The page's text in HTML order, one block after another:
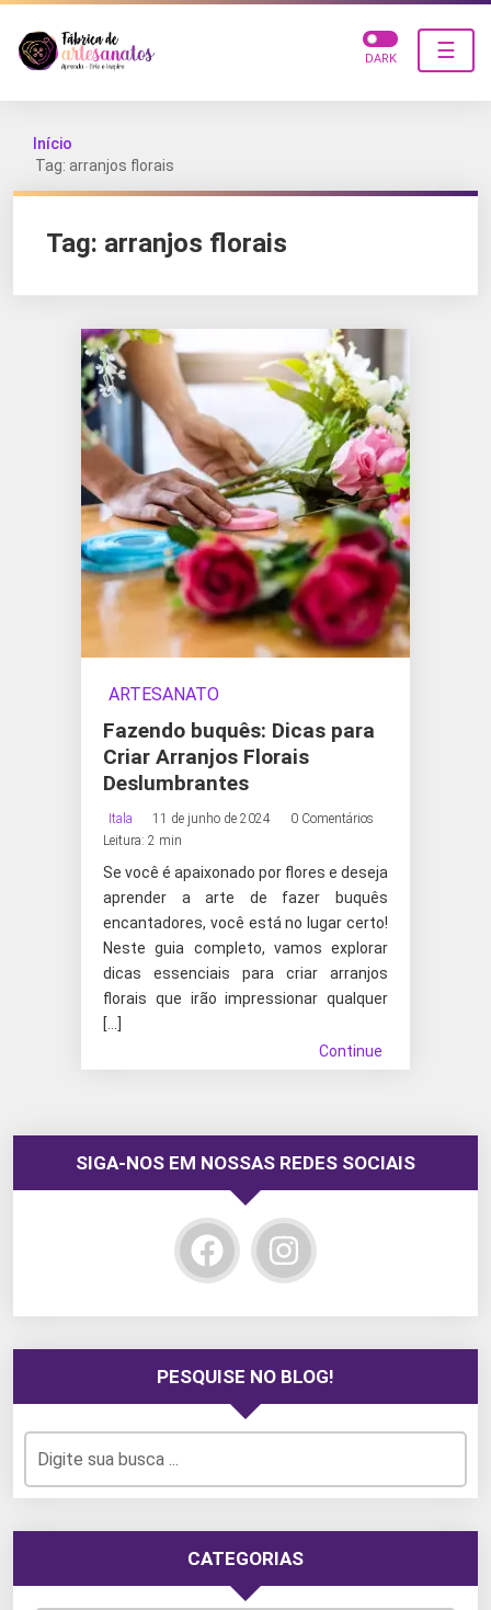
☰
DARK
Início
Tag: arranjos florais
Tag: arranjos florais
ARTESANATO
Fazendo buquês: Dicas para
Criar Arranjos Florais
Deslumbrantes
Itala 11 de junho de 2024
0 Comentários
Leitura: 2 min
Se você é apaixonado por flores e deseja
aprender a arte de fazer buquês
encantadores, você está no lugar certo!
Neste guia completo, vamos explorar
dicas essenciais para criar arranjos
florais que irão impressionar qualquer
[…]
Continue
SIGA-NOS EM NOSSAS REDES SOCIAIS
PESQUISE NO BLOG!
CATEGORIAS